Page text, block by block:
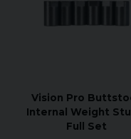
Vision Pro
Internal Weight
Full Set